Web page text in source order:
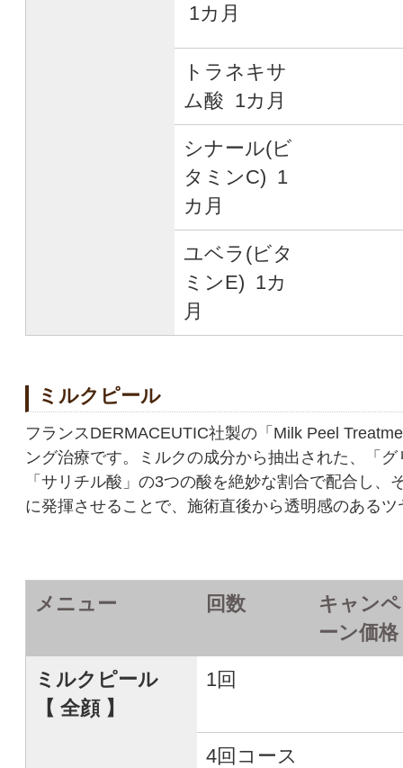
1カ月
トラネキサ
ム酸 1カ月
シナール(ビ
タミンC) 1
カ月
ユベラ(ビタ
ミンE) 1カ
月
ミルクピール
フランスDERMACEUTIC社製の「Milk Peel
ング治療です。ミルクの成分から抽出された、「
「サリチル酸」の3つの酸を絶妙な割合で配合し、
に発揮させることで、施術直後から透明感のある
メニュー 回数
キャンペ
ーン価格
ミルクピール
【 全顔 】
1回
4回コース